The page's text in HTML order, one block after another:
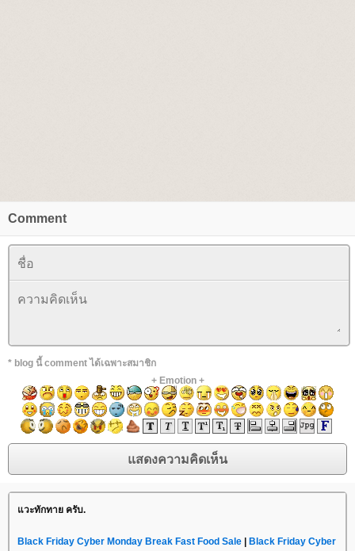
Comment
* blog นี้ comment ได้เฉพาะสมาชิก
+ Emotion+
วะทักทาย ครับ.
Black Friday Cyber Monday Break Fast Food Sale
Black Friday Cyber